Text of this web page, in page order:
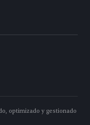
optimizado y gestionado